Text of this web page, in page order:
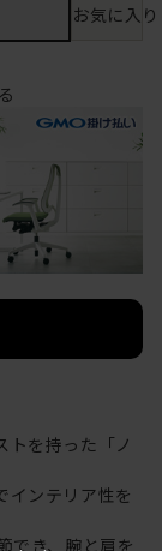
お気に入
トを持った「ノ
インテリア性を
でき、腕と肩を